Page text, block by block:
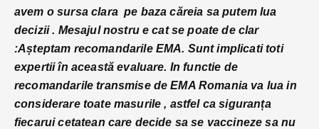
avem o sursa clara pe baza căreia sa putem lua
decizii . Mesajul nostru e cat se poate de clar
:Așteptam recomandarile EMA. Sunt implicati toti
expertii în această evaluare. In functie de
recomandarile transmise de EMA Romania va lua in
considerare toate masurile , astfel ca siguranța
fiecarui cetatean care decide sa se vaccineze sa nu